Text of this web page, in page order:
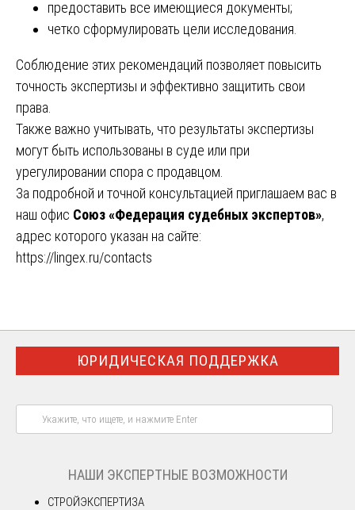
предоставить все имеющиеся документы;
четко сформулировать цели исследования.
Соблюдение этих рекомендаций позволяет повысить
точность экспертизы и эффективно защитить свои
права.
Также важно учитывать, что результаты экспертизы
могут быть использованы в суде или при
урегулировании спора с продавцом.
За подробной и точной консультацией приглашаем вас в
наш офис Союз «Федерация судебных экспертов»,
адрес которого указан на сайте:
https://lingex.ru/contacts
ЮРИДИЧЕСКАЯ ПОДДЕРЖКА
НАШИ ЭКСПЕРТНЫЕ ВОЗМОЖНОСТИ
СТРОЙЭКСПЕРТИЗА